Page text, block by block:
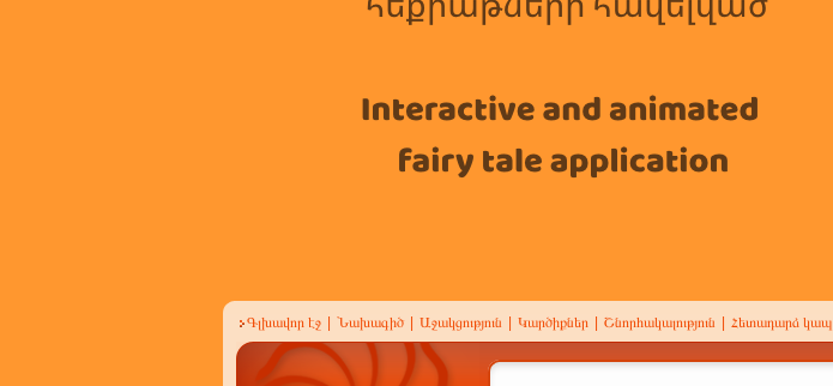
Գլխավոր էջ Նախագիծ Աջակցություն Կարծիքներ Շնորհակալություն Հետադարձ կապ